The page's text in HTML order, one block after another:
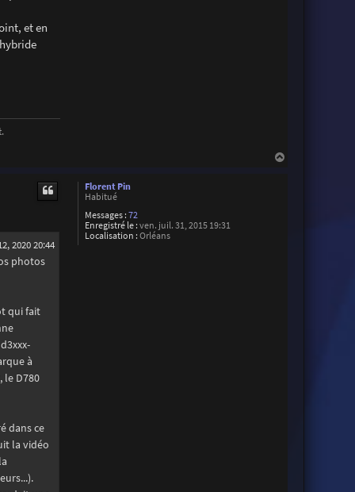
et en
Florent Pin
Habitué
Messages : 72
Enregistré le : ven. juil. 31, 2015 19:31
Localisation : Orléans
2020 20:44
photos
qui fait
à
le D780
dans ce
la vidéo